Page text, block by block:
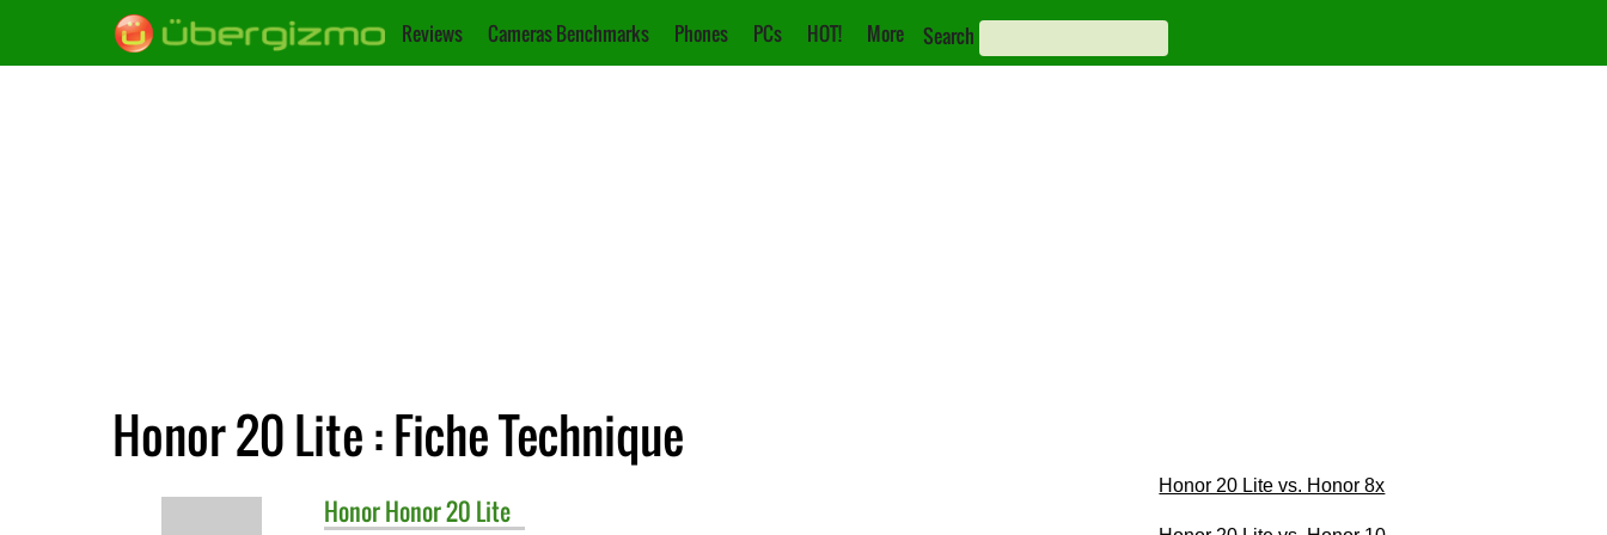
Reviews Cameras Benchmarks Phones PCs HOT! More Search
Honor 20 Lite : Fiche Technique
HonorHonor 20 Lite
Honor 20 Lite vs. Honor 8x